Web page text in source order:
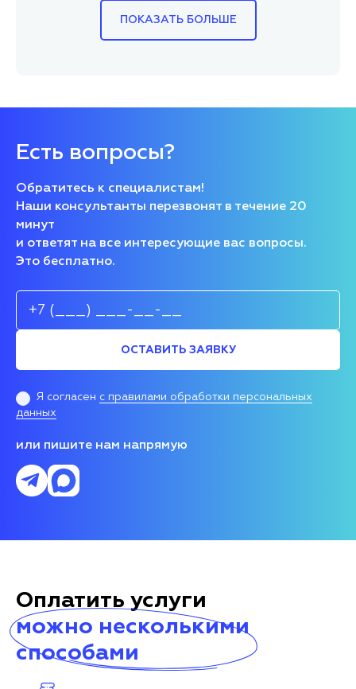
ПОКАЗАТЬ БОЛЬШЕ
Есть вопросы?
Обратитесь к специалистам!
Наши консультанты перезвонят в течение 20
минут
и ответят на все интересующие вас вопросы.
Это бесплатно.
ОСТАВИТЬ ЗАЯВКУ
Я согласен с правилами обработки персональных
данных
или пишите нам напрямую
Оплатить услуги
можно несколькими
способами